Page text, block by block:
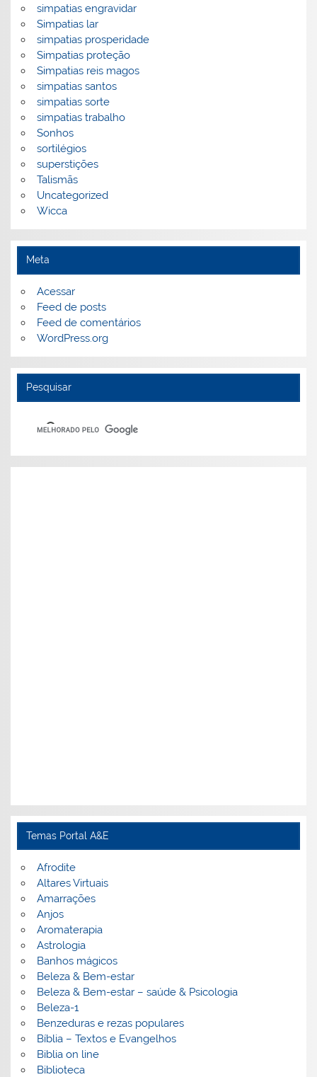
simpatias engravidar
Simpatias lar
simpatias prosperidade
Simpatias proteção
Simpatias reis magos
simpatias santos
simpatias sorte
simpatias trabalho
Sonhos
sortilégios
superstições
Talismãs
Uncategorized
Wicca
Meta
Acessar
Feed de posts
Feed de comentários
WordPress.org
Pesquisar
Temas Portal A&E
Afrodite
Altares Virtuais
Amarrações
Anjos
Aromaterapia
Astrologia
Banhos mágicos
Beleza & Bem-estar
Beleza & Bem-estar – saúde & Psicologia
Beleza-1
Benzeduras e rezas populares
Bíblia – Textos e Evangelhos
Biblia on line
Biblioteca